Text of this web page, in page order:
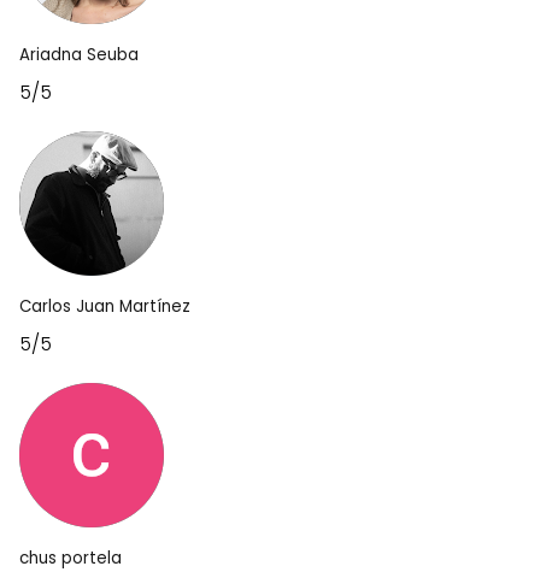
Ariadna Seuba
5/5
Carlos Juan Martínez
5/5
chus portela